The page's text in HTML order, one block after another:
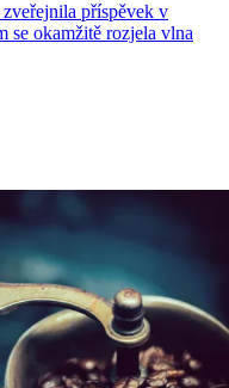
příspěvek v
se okamžitě rozjela vlna